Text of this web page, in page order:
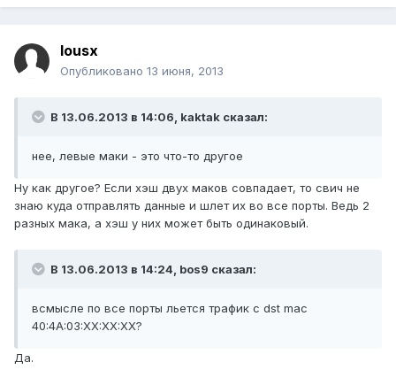
lousx
Опубликовано 13 июня, 2013
В 13.06.2013 в 14:06, kaktak сказал:
нее, левые маки - это что-то другое
Ну как другое? Если хэш двух маков совпадает, то свич не
знаю куда отправлять данные и шлет их во все порты. Ведь 2
разных мака, а хэш у них может быть одинаковый.
В 13.06.2013 в 14:24, bos9 сказал:
всмысле по все порты льется трафик с dst mac
40:4A:03:XX:XX:XX?
Да.